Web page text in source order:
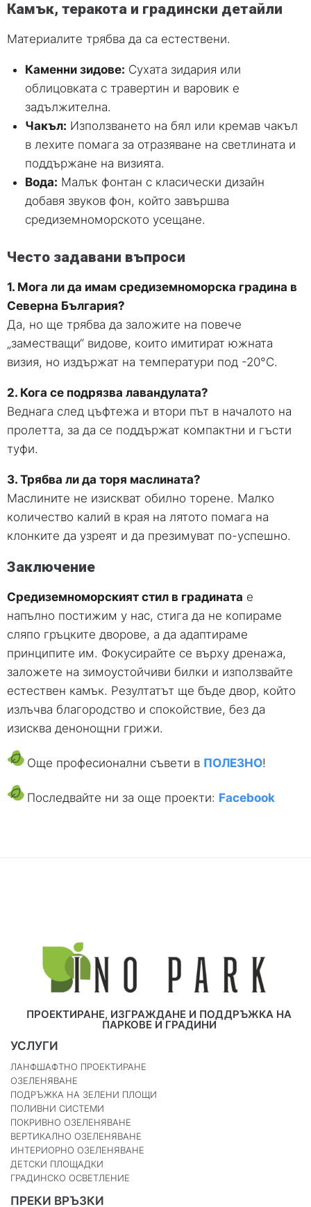
Камък, теракота и градински детайли
Материалите трябва да са естествени.
Каменни зидове: Сухата зидария или
облицовката с травертин и варовик е
задължителна.
Чакъл: Използването на бял или кремав чакъл
в лехите помага за отразяване на светлината и
поддържане на визията.
Вода: Малък фонтан с класически дизайн
добавя звуков фон, който завършва
средиземноморското усещане.
Често задавани въпроси
1. Мога ли да имам средиземноморска градина в
Северна България?
Да, но ще трябва да заложите на повече
„заместващи“ видове, които имитират южната
визия, но издържат на температури под -20°C.
2. Кога се подрязва лавандулата?
Веднага след цъфтежа и втори път в началото на
пролетта, за да се поддържат компактни и гъсти
туфи.
3. Трябва ли да торя маслината?
Маслините не изискват обилно торене. Малко
количество калий в края на лятото помага на
клонките да узреят и да презимуват по-успешно.
Заключение
Средиземноморският стил в градината е
напълно постижим у нас, стига да не копираме
сляпо гръцките дворове, а да адаптираме
принципите им. Фокусирайте се върху дренажа,
заложете на зимоустойчиви билки и използвайте
естествен камък. Резултатът ще бъде двор, който
излъчва благородство и спокойствие, без да
изисква денонощни грижи.
Още професионални съвети в ПОЛЕЗНО!
Последвайте ни за още проекти: Facebook
ПРОЕКТИРАНЕ, ИЗГРАЖДАНЕ И ПОДДРЪЖКА НА
ПАРКОВЕ И ГРАДИНИ
УСЛУГИ
ЛАНФШАФТНО ПРОЕКТИРАНЕ
ОЗЕЛЕНЯВАНЕ
ПОДРЪЖКА НА ЗЕЛЕНИ ПЛОЩИ
ПОЛИВНИ СИСТЕМИ
ПОКРИВНО ОЗЕЛЕНЯВАНЕ
ВЕРТИКАЛНО ОЗЕЛЕНЯВАНЕ
ИНТЕРИОРНО ОЗЕЛЕНЯВАНЕ
ДЕТСКИ ПЛОЩАДКИ
ГРАДИНСКО ОСВЕТЛЕНИЕ
ПРЕКИ ВРЪЗКИ